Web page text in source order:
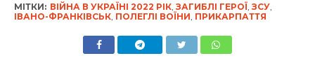
МІТКИ: ВІЙНА В УКРАЇНІ 2022 РІК, ЗАГИБЛІ ГЕРОЇ, ЗСУ,
ІВАНО-ФРАНКІВСЬК, ПОЛЕГЛІ ВОЇНИ ПРИКАРПАТТЯ